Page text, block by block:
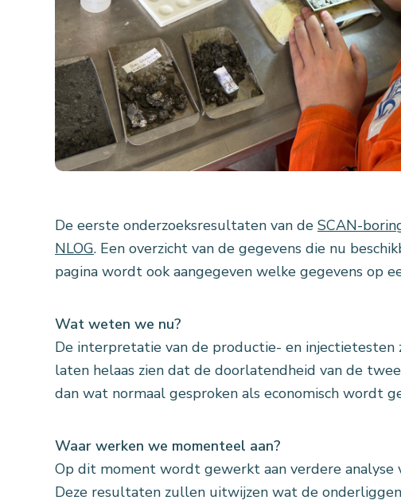
De eerste onderzoeksresultaten van de SCAN-
NLOG. Een overzicht van de gegevens die nu
pagina wordt ook aangegeven welke gegevens op
Wat weten we nu?
De interpretatie van de productie- en injectietesten
laten helaas zien dat de doorlatendheid van de
dan wat normaal gesproken als economisch wordt
Waar werken we momenteel aan?
Op dit moment wordt gewerkt aan verdere analyse
Deze resultaten zullen uitwijzen wat de